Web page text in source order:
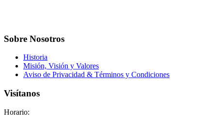
Sobre Nosotros
Historia
Misión, Visión y Valores
Aviso de Privacidad & Términos y Condiciones
Visítanos
Horario: